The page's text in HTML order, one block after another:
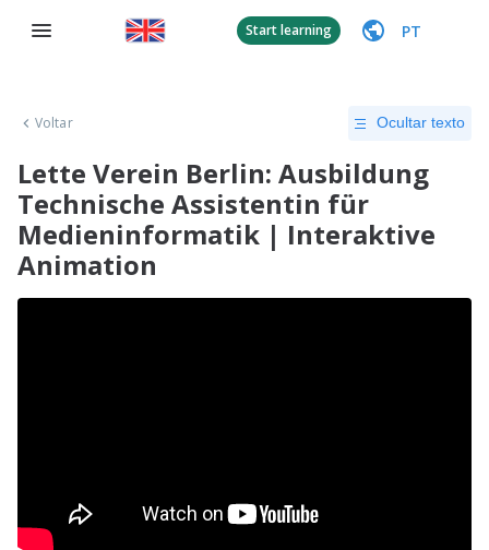
Start learning PT
Voltar Ocultar texto
Lette Verein Berlin: Ausbildung
Technische Assistentin für
Medieninformatik | Interaktive
Animation